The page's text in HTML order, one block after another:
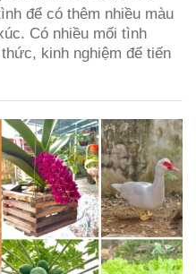
để có thêm nhiều màu
Có nhiều mối tình
kinh nghiệm để tiến